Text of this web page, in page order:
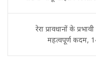
रेरा प्रावधानों के
महत्वपूर्ण कदम,